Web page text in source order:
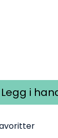
Legg i